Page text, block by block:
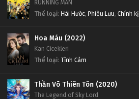
Tập Tập 672
Tập Tập 671
Tập Tập 670
Tập 609
Tập 608
Tập 607
RUNNING MAN
Thể loại: Hài Hước, Phiêu Lưu, Chính
Hoa Máu (2022)
Kan Cicekleri
Thể loại: Tình Cảm
Thần Võ Thiên Tôn (2020)
The Legend of Sky Lord